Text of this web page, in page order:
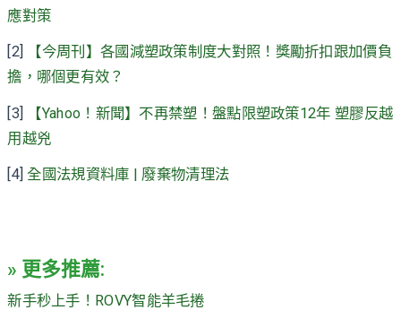
應對策
[2]
【今周刊】各國減塑政策制度大對照！獎勵折扣跟加價負
擔，哪個更有效？
[3]
【Yahoo！新聞】不再禁塑！盤點限塑政策12年 塑膠反越
用越兇
[4]全國法規資料庫 | 廢棄物清理法
» 更多推薦:
新手秒上手！ROVY智能羊毛捲